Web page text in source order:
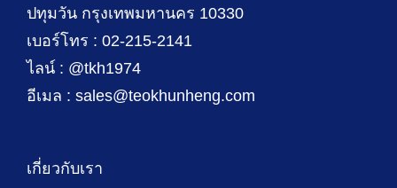
ปทุมวัน กรุงเทพมหานคร 10330
เบอร์โทร : 02-215-2141
ไลน์ : @tkh1974
อีเมล : sales@teokhunheng.com
เกี่ยวกับเรา